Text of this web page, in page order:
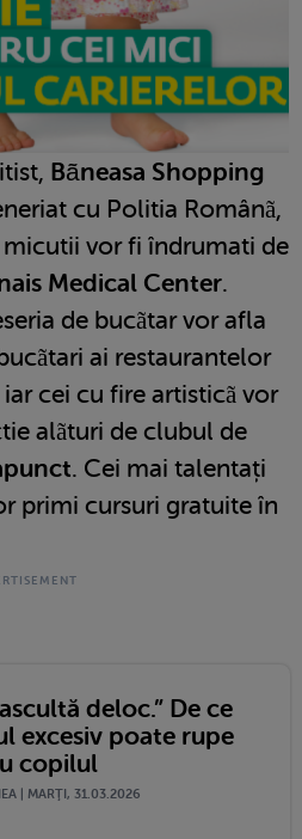
Bãneasa Shopping
cu Politia Românã,
vor fi îndrumati de
Medical Center.
de bucãtar vor afla
ai restaurantelor
cei cu fire artisticã vor
alãturi de clubul de
. Cei mai talentați
primi cursuri gratuite în
deloc.” De ce
excesiv poate rupe
copilul
| MARŢI, 31.03.2026